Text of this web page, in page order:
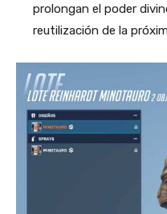
prolongan el poder
reutilización de la